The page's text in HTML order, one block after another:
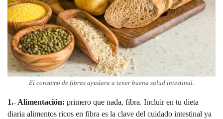
El consumo de fibras ayudara a tener buena salud intestinal.
1.- Alimentación: primero que nada, fibra. Incluir en tu dieta
diaria alimentos ricos en fibra es la clave del cuidado intestinal ya